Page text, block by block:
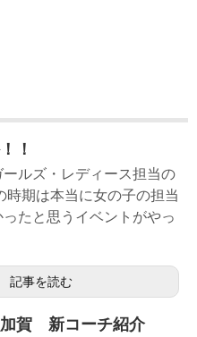
！
ールズ・レディース担当の
時期は本当に女の子の担当
たと思うイベントがやっ
記事を読む
加賀 新コーチ紹介